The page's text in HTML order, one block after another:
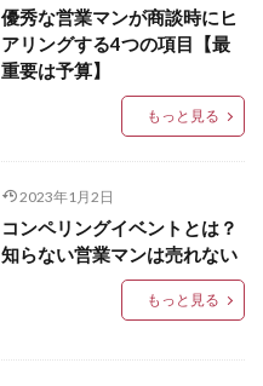
優秀な営業マンが商談時にヒ
アリングする4つの項目【最
重要は予算】
もっと見る
2023年1月2日
コンペリングイベントとは？
知らない営業マンは売れない
もっと見る